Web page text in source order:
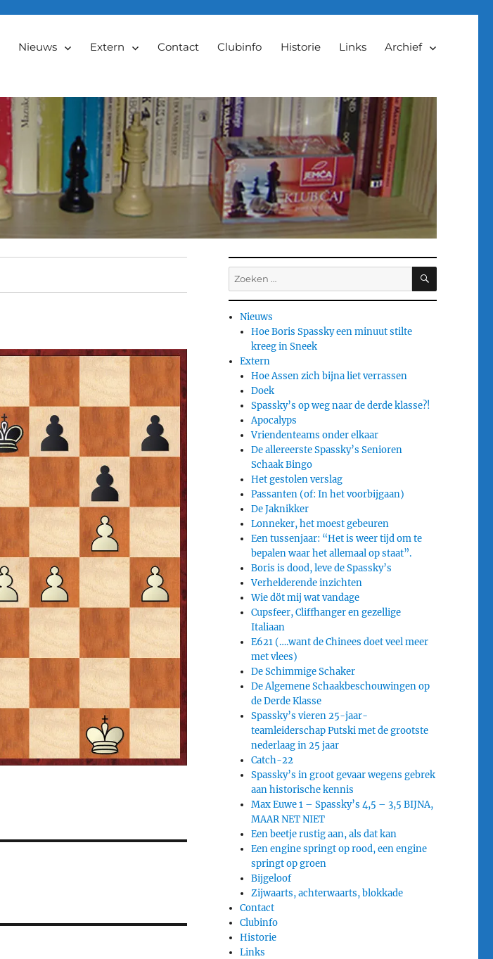
Nieuws Extern Contact Clubinfo Historie Links Archief
Zoeken
naar:
ZOEKEN
Nieuws
Hoe Boris Spassky een minuut stilte
kreeg in Sneek
Extern
Hoe Assen zich bijna liet verrassen
Doek
Spassky’s op weg naar de derde klasse?!
Apocalyps
Vriendenteams onder elkaar
De allereerste Spassky’s Senioren
Schaak Bingo
Het gestolen verslag
Passanten (of: In het voorbijgaan)
De Jaknikker
Lonneker, het moest gebeuren
Een tussenjaar: “Het is weer tijd om te
bepalen waar het allemaal op staat”.
Boris is dood, leve de Spassky’s
Verhelderende inzichten
Wie döt mij wat vandage
Cupsfeer, Cliffhanger en gezellige
Italiaan
E621 (….want de Chinees doet veel meer
met vlees)
De Schimmige Schaker
De Algemene Schaakbeschouwingen op
de Derde Klasse
Spassky’s vieren 25-jaar-
teamleiderschap Putski met de grootste
nederlaag in 25 jaar
Catch-22
Spassky’s in groot gevaar wegens gebrek
aan historische kennis
Max Euwe 1 – Spassky’s 4,5 – 3,5 BIJNA,
MAAR NET NIET
Een beetje rustig aan, als dat kan
Een engine springt op rood, een engine
springt op groen
Bijgeloof
Zijwaarts, achterwaarts, blokkade
Contact
Clubinfo
Historie
Links